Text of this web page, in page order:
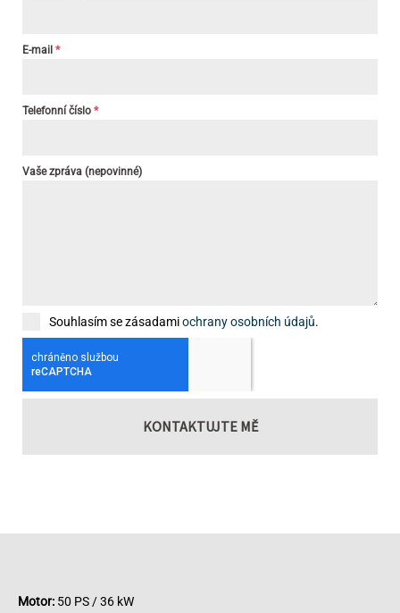
E-mail *
Telefonní číslo *
Vaše zpráva (nepovinné)
Souhlasím se zásadamiochrany osobních údajů.
KONTAKTUJTE MĚ
Motor: 50 PS / 36 kW